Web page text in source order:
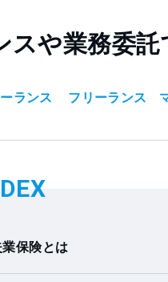
スや業務委
ランス フリーランス
業保険とは